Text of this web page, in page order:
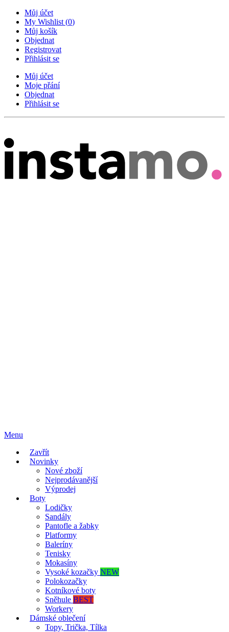
Můj účet
My Wishlist (0)
Můj košík
Objednat
Registrovat
Přihlásit se
Můj účet
Moje přání
Objednat
Přihlásit se
Menu
Zavřít
Novinky
Nové zboží
Nejprodávanější
Výprodej
Boty
Lodičky
Sandály
Pantofle a žabky
Platformy
Baleríny
Tenisky
Mokasíny
Vysoké kozačky NEW
Polokozačky
Kotníkové boty
Sněhule BEST
Workery
Dámské oblečení
Topy, Trička, Tílka